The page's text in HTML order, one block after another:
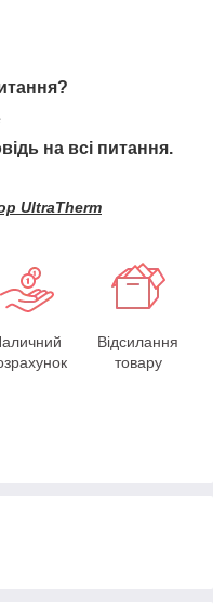
на всі питання.
UltraTherm
Відсилання
товару